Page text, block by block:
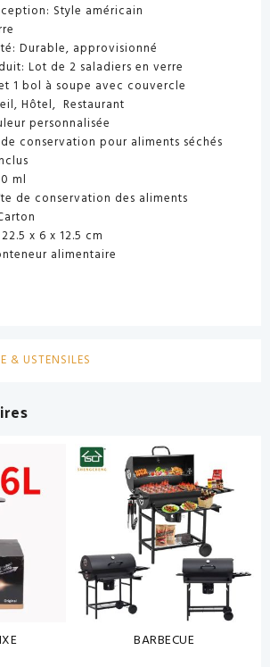
Style américain
Durable, approvisionné
Lot de 2 saladiers en verre
1 bol à soupe avec couvercle
Hôtel, Restaurant
personnalisée
conservation pour aliments séchés
ml
de conservation des aliments
x 6 x 12.5 cm
alimentaire
& USTENSILES
BARBECUE